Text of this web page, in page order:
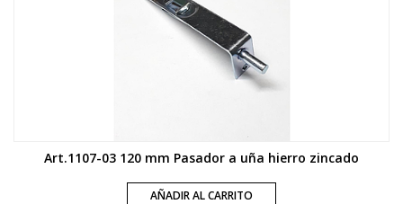
Art.1107-03 120 mm Pasador a uña hierro zincado
AÑADIR AL CARRITO